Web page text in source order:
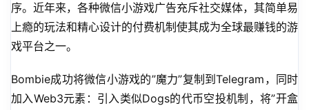
序。近年来，各种微信小游戏广告充斥社交媒体，其简单易
上瘾的玩法和精心设计的付费机制使其成为全球最赚钱的游
戏平台之一。
Bombie成功将微信小游戏的”魔力”复制到Telegram，同时
加入Web3元素：引入类似Dogs的代币空投机制，将”开盒